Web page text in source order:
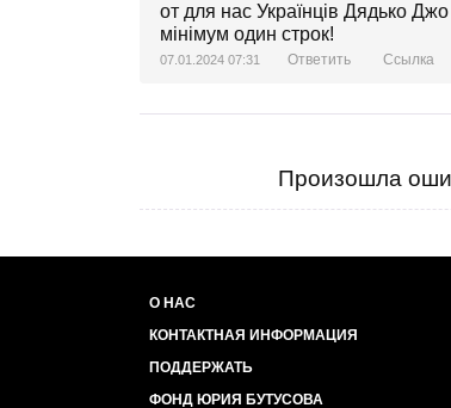
от для нас Українців Дядько
мінімум один строк!
07.01.2024 07:31 Ответить Ссылка
Произошла
О НАС
КОНТАКТНАЯ ИНФОРМАЦИЯ
ПОДДЕРЖАТЬ
ФОНД ЮРИЯ БУТУСОВА